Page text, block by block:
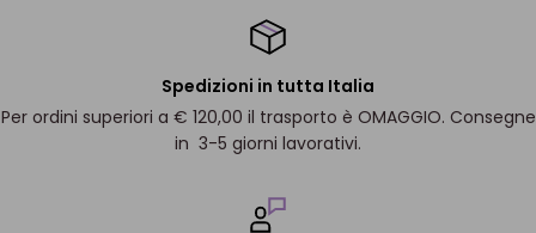
Spedizioni in tutta Italia
Per ordini superiori a € 120,00 il trasporto è OMAGGIO. Consegne
in 3-5 giorni lavorativi.